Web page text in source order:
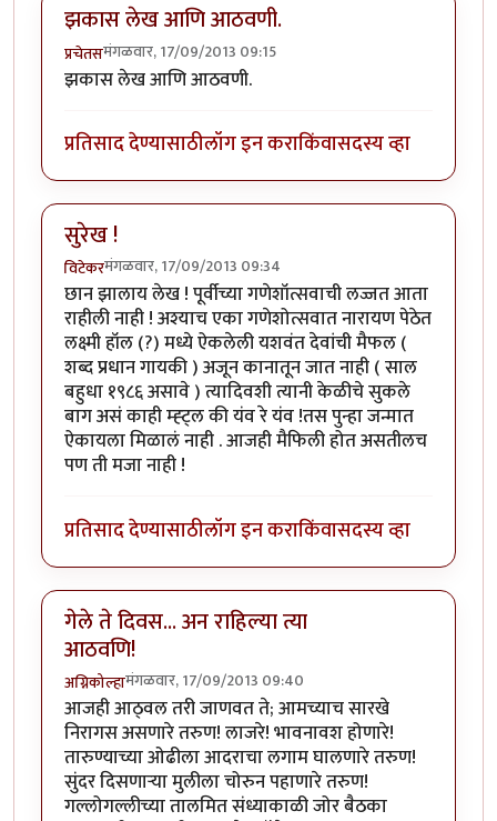
झकास लेख आणि आठवणी.
प्रचेतसमंगळवार, 17/09/2013 09:15
झकास लेख आणि आठवणी.
प्रतिसाद देण्यासाठीलॉग इन कराकिंवासदस्य व्हा
सुरेख !
विटेकरमंगळवार, 17/09/2013 09:34
छान झालाय लेख ! पूर्वीच्या गणेशॉत्सवाची लज्जत आता
राहीली नाही ! अश्याच एका गणेशोत्सवात नारायण पेठेत
लक्ष्मी हॉल (?) मध्ये ऐकलेली यशवंत देवांची मैफल (
शब्द प्रधान गायकी ) अजून कानातून जात नाही ( साल
बहुधा १९८६ असावे ) त्यादिवशी त्यानी केळीचे सुकले
बाग असं काही म्ह्ट्ल की यंव रे यंव !तस पुन्हा जन्मात
ऐकायला मिळालं नाही . आजही मैफिली होत असतीलच
पण ती मजा नाही !
प्रतिसाद देण्यासाठीलॉग इन कराकिंवासदस्य व्हा
गेले ते दिवस... अन राहिल्या त्या
आठवणि!
अग्निकोल्हामंगळवार, 17/09/2013 09:40
आजही आठ्वल तरी जाणवत ते; आमच्याच सारखे
निरागस असणारे तरुण! लाजरे! भावनावश होणारे!
तारुण्याच्या ओढीला आदराचा लगाम घालणारे तरुण!
सुंदर दिसणार्‍या मुलीला चोरुन पहाणारे तरुण!
गल्लोगल्लीच्या तालमित संध्याकाळी जोर बैठका